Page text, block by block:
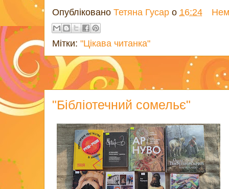
Опубліковано Тетяна Гусар о 16:24
Мітки: "Цікава читанка"
"Бібліотечний сомельє"